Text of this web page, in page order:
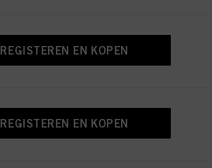
REGISTEREN EN KOPEN
REGISTEREN EN KOPEN